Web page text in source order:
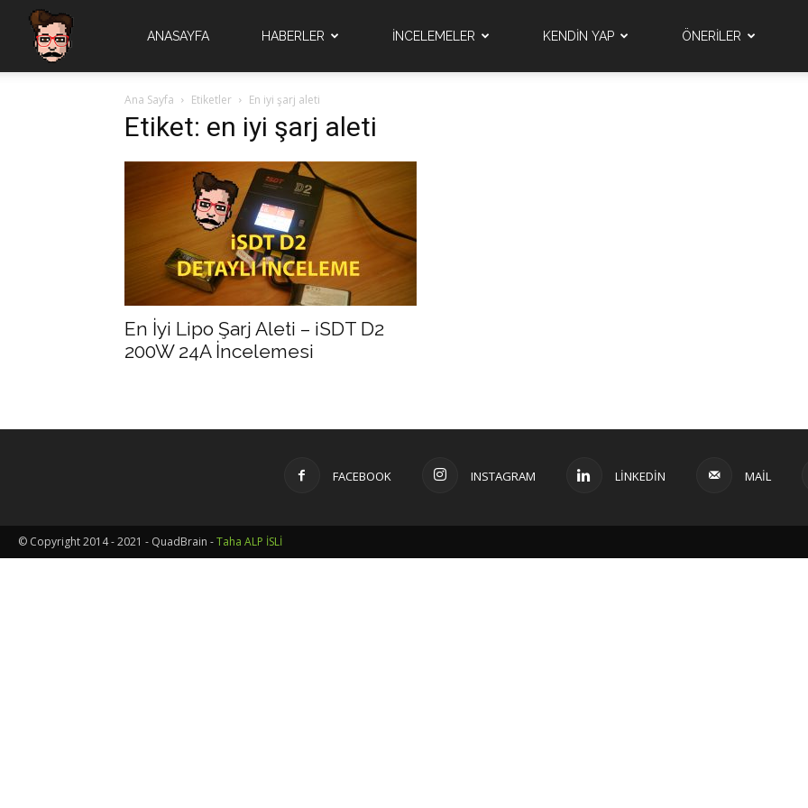
ANASAYFA HABERLER İNCELEMELER KENDİN YAP ÖNERİLER
Ana Sayfa Etiketler En iyi şarj aleti
Etiket: en iyi şarj aleti
En İyi Lipo Şarj Aleti – iSDT D2
200W 24A İncelemesi
FACEBOOK INSTAGRAM LINKEDIN MAIL
© Copyright 2014 - 2021 - QuadBrain -Taha ALP İSLİ